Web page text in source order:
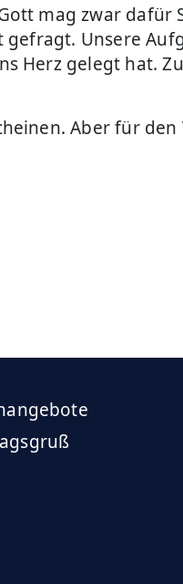
mag zwar dafür
Unsere
Herz gelegt hat.
Aber für